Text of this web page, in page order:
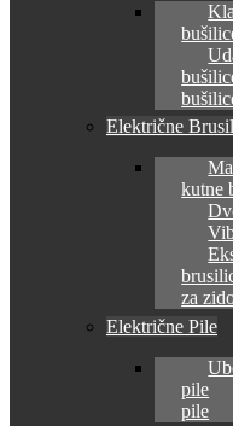
Električne
kutne
za
Električne Pile
pile
pile